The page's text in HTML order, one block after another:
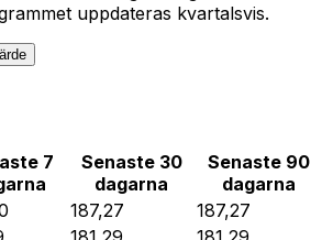
uppdateras kvartalsvis.
7
Senaste 30
dagarna
Senaste 90
dagarna
187,27
187,27